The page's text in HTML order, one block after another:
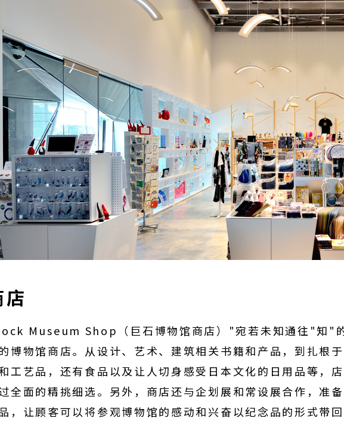
店
Museum Shop（巨石博物馆商店）"宛若未知通往"知"
博物馆商店。从设计、艺术、建筑相关书籍和产品，到扎根
工艺品，还有食品以及让人切身感受日本文化的日用品等，
全面的精挑细选。另外，商店还与企划展和常设展合作，准
，让顾客可以将参观博物馆的感动和兴奋以纪念品的形式带回